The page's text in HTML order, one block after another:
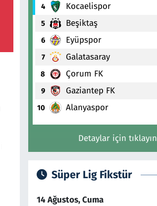
4 Kocaelispor
5 Beşiktaş
6 Eyüpspor
7 Galatasaray
8 Çorum FK
9 Gaziantep FK
10 Alanyaspor
Detaylar için tıklayın
Süper Lig Fikstür
14 Ağustos, Cuma